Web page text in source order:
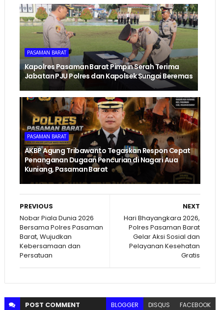
PASAMAN BARAT
Kapolres Pasaman Barat Pimpin Serah Terima
Jabatan PJU Polres dan Kapolsek Sungai Beremas
PASAMAN BARAT
AKBP Agung Tribawanto Tegaskan Respon Cepat
Penanganan Dugaan Pencurian di Nagari Aua
Kuniang, Pasaman Barat
NEXT
Hari Bhayangkara 2026,
Polres Pasaman Barat
Gelar Aksi Sosial dan
Pelayanan Kesehatan
Gratis
PREVIOUS
Nobar Piala Dunia 2026
Bersama Polres Pasaman
Barat, Wujudkan
Kebersamaan dan
Persatuan
POST COMMENT BLOGGER DISQUS FACEBOOK